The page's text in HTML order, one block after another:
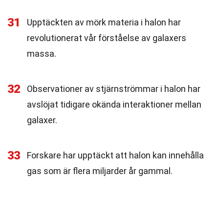
31
Upptäckten av mörk materia i halon har
revolutionerat vår förståelse av galaxers
massa.
32
Observationer av stjärnströmmar i halon har
avslöjat tidigare okända interaktioner mellan
galaxer.
33
Forskare har upptäckt att halon kan innehålla
gas som är flera miljarder år gammal.